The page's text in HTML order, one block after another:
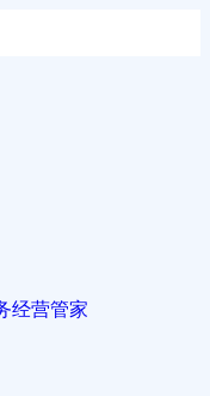
经营管家